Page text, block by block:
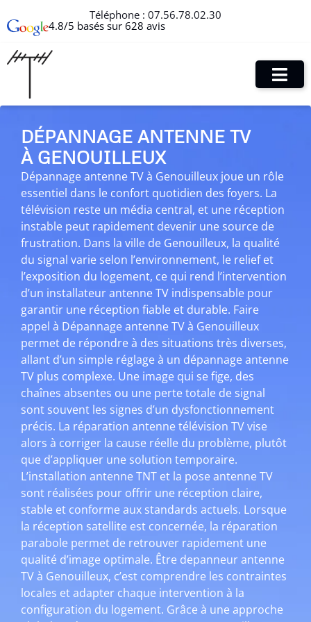
Téléphone : 07.56.78.02.30
4.8/5 basés sur 628 avis
DÉPANNAGE ANTENNE TV
À GENOUILLEUX
Dépannage antenne TV à Genouilleux joue un rôle
essentiel dans le confort quotidien des foyers. La
télévision reste un média central, et une réception
instable peut rapidement devenir une source de
frustration. Dans la ville de Genouilleux, la qualité
du signal varie selon l’environnement, le relief et
l’exposition du logement, ce qui rend l’intervention
d’un installateur antenne TV indispensable pour
garantir une réception fiable et durable. Faire
appel à Dépannage antenne TV à Genouilleux
permet de répondre à des situations très diverses,
allant d’un simple réglage à un dépannage antenne
TV plus complexe. Une image qui se fige, des
chaînes absentes ou une perte totale de signal
sont souvent les signes d’un dysfonctionnement
précis. La réparation antenne télévision TV vise
alors à corriger la cause réelle du problème, plutôt
que d’appliquer une solution temporaire.
L’installation antenne TNT et la pose antenne TV
sont réalisées pour offrir une réception claire,
stable et conforme aux standards actuels. Lorsque
la réception satellite est concernée, la réparation
parabole permet de retrouver rapidement une
qualité d’image optimale. Être depanneur antenne
TV à Genouilleux, c’est comprendre les contraintes
locales et adapter chaque intervention à la
configuration du logement. Grâce à une approche